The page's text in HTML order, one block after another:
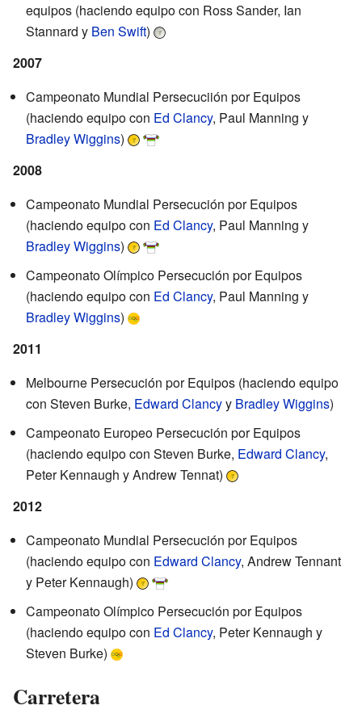
equipos (haciendo equipo con Ross Sander, Ian
Stannard y Ben Swift)
2007
Campeonato Mundial Persecuciión por Equipos
(haciendo equipo con Ed Clancy, Paul Manning y
Bradley Wiggins)
2008
Campeonato Mundial Persecución por Equipos
(haciendo equipo con Ed Clancy, Paul Manning y
Bradley Wiggins)
Campeonato Olímpico Persecución por Equipos
(haciendo equipo con Ed Clancy, Paul Manning y
Bradley Wiggins)
2011
Melbourne Persecución por Equipos (haciendo equipo
con Steven Burke, Edward Clancyy Bradley Wiggins)
Campeonato Europeo Persecución por Equipos
(haciendo equipo con Steven Burke, Edward Clancy,
Peter Kennaugh y Andrew Tennat)
2012
Campeonato Mundial Persecución por Equipos
(haciendo equipo con Edward Clancy, Andrew Tennant
y Peter Kennaugh)
Campeonato Olímpico Persecución por Equipos
(haciendo equipo con Ed Clancy, Peter Kennaugh y
Steven Burke)
Carretera